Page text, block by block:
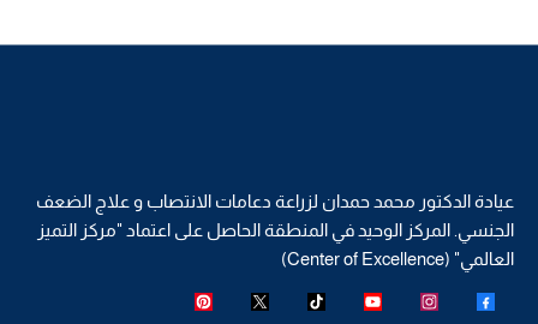
عيادة الدكتور محمد حمدان لزراعة دعامات الانتصاب و علاج الضعف
الجنسي. المركز الوحيد في المنطقة الحاصل على اعتماد "مركز التميز
العالمي" (Center of Excellence)